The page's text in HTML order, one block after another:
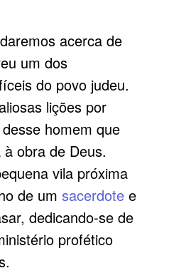
acerca de
um dos
do povo judeu.
lições por
homem que
obra de Deus.
vila próxima
de um sacerdotee
dedicando-se de
profético